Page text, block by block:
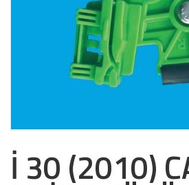
İ 30 (2010)